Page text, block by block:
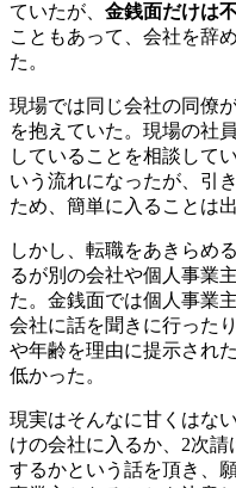
ていたが、 金銭面だけは
こともあって、会社を辞
た。
現場では同じ会社の同僚
を抱えていた。現場の社
していることを相談して
いう流れになったが、引
ため、簡単に入ることは
しかし、転職をあきらめ
るが別の会社や個人事業
た。金銭面では個人事業
会社に話を聞きに行った
や年齢を理由に提示され
低かった 。
現実はそんなに甘くはな
けの会社に入るか、2次
するかという話を頂き、